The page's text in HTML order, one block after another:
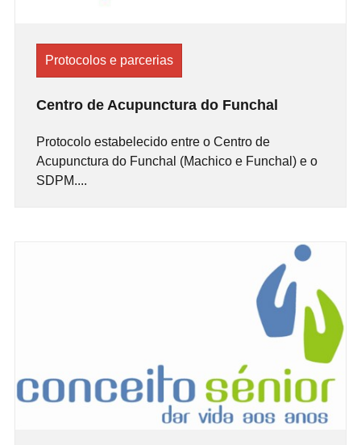
Protocolos e parcerias
Centro de Acupunctura do Funchal
Protocolo estabelecido entre o Centro de
Acupunctura do Funchal (Machico e Funchal) e o
SDPM....